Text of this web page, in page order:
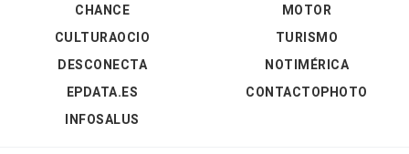
CHANCE
CULTURAOCIO
DESCONECTA
EPDATA.ES
INFOSALUS
MOTOR
TURISMO
NOTIMÉRICA
CONTACTOPHOTO